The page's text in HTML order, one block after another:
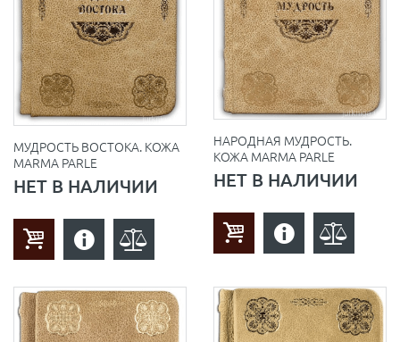
МУДРОСТЬ ВОСТОКА. КОЖА
MARMA PARLE
НЕТ В НАЛИЧИИ
НАРОДНАЯ МУДРОСТЬ.
КОЖА MARMA PARLE
НЕТ В НАЛИЧИИ